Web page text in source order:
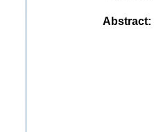
Abstract: